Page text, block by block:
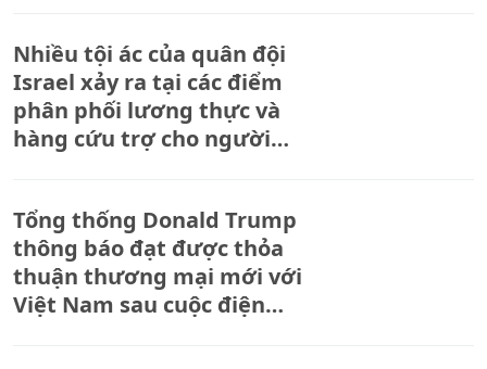
Nhiều tội ác của quân đội
Israel xảy ra tại các điểm
phân phối lương thực và
hàng cứu trợ cho người
Tổng thống Donald Trump
thông báo đạt được thỏa
thuận thương mại mới với
Việt Nam sau cuộc điện